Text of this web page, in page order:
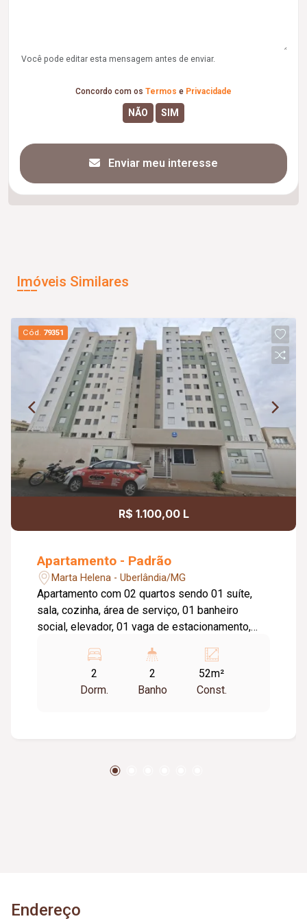
Você pode editar esta mensagem antes de enviar.
Concordo com os Termos e Privacidade
Enviar meu interesse
Imóveis Similares
Cód. 79351
R$ 1.100,00 L
Apartamento - Padrão
Marta Helena - Uberlândia/MG
Apartamento com 02 quartos sendo 01 suíte,
sala, cozinha, área de serviço, 01 banheiro
social, elevador, 01 vaga de estacionamento,
2
Dorm.
2
Banho
52m²
Const.
Endereço